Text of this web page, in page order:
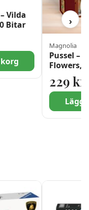
Vilda
Bitar
Magnolia
Pussel –
Flowers,
229 kr
Lägg
›